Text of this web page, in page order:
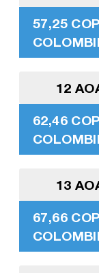
57,25
12
62,46
13
67,66